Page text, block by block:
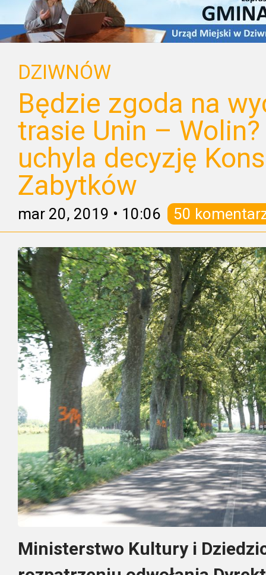
DZIWNÓW
Będzie zgoda na
trasie Unin –
uchyla decyzję
Zabytków
mar 20, 2019 • 10:06 50
Ministerstwo Kultury i